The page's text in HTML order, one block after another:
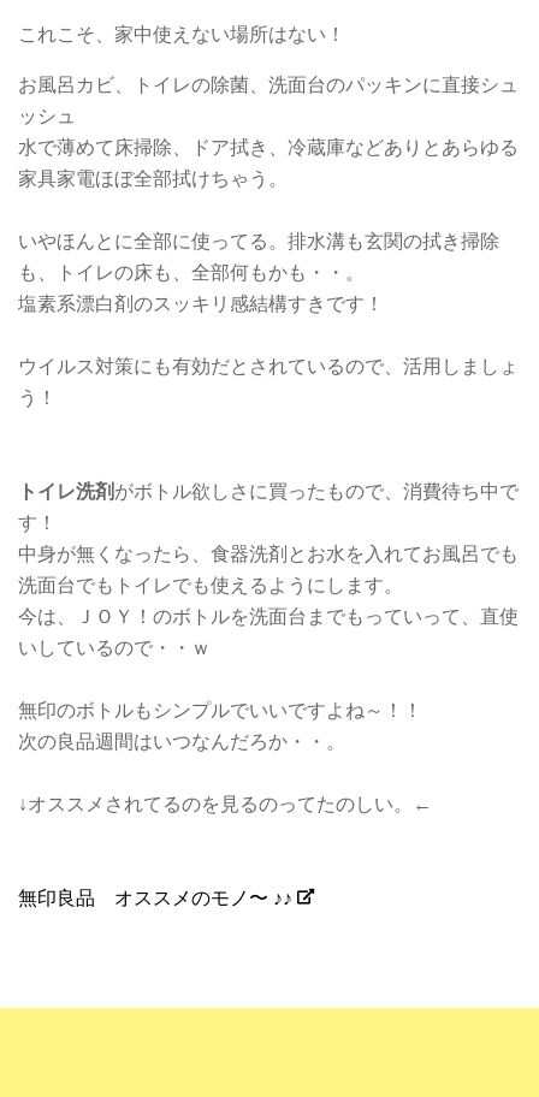
これこそ、家中使えない場所はない！
お風呂カビ、トイレの除菌、洗面台のパッキンに直接シュ
ッシュ
水で薄めて床掃除、ドア拭き、冷蔵庫などありとあらゆる
家具家電ほぼ全部拭けちゃう。
いやほんとに全部に使ってる。排水溝も玄関の拭き掃除
も、トイレの床も、全部何もかも・・。
塩素系漂白剤のスッキリ感結構すきです！
ウイルス対策にも有効だとされているので、活用しましょ
う！
トイレ洗剤 がボトル欲しさに買ったもので、消費待ち中で
す！
中身が無くなったら、食器洗剤とお水を入れてお風呂でも
洗面台でもトイレでも使えるようにします。
今は、ＪＯＹ！のボトルを洗面台までもっていって、直使
いしているので・・ｗ
無印のボトルもシンプルでいいですよね～！！
次の良品週間はいつなんだろか・・。
↓オススメされてるのを見るのってたのしい。←
無印良品 オススメのモノ〜 ♪♪